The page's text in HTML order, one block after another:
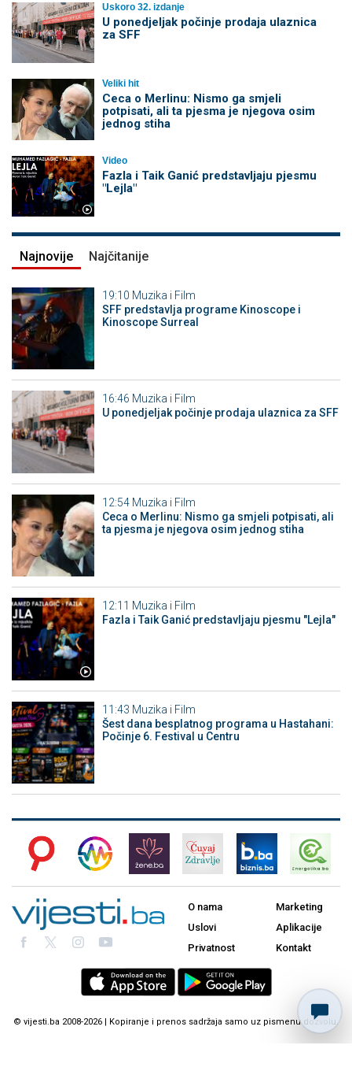
Uskoro 32. izdanje
U ponedjeljak počinje prodaja ulaznica
za SFF
Veliki hit
Ceca o Merlinu: Nismo ga smjeli
potpisati, ali ta pjesma je njegova osim
jednog stiha
Video
Fazla i Taik Ganić predstavljaju pjesmu
"Lejla"
Najnovije Najčitanije
19:10 Muzika i Film
SFF predstavlja programe Kinoscope i
Kinoscope Surreal
16:46 Muzika i Film
U ponedjeljak počinje prodaja ulaznica za SFF
12:54 Muzika i Film
Ceca o Merlinu: Nismo ga smjeli potpisati, ali
ta pjesma je njegova osim jednog stiha
12:11 Muzika i Film
Fazla i Taik Ganić predstavljaju pjesmu "Lejla"
11:43 Muzika i Film
Šest dana besplatnog programa u Hastahani:
Počinje 6. Festival u Centru
O nama
Uslovi
Privatnost
Marketing
Aplikacije
Kontakt
© vijesti.ba 2008-2026 | Kopiranje i prenos sadržaja samo uz pismenu dozvolu.